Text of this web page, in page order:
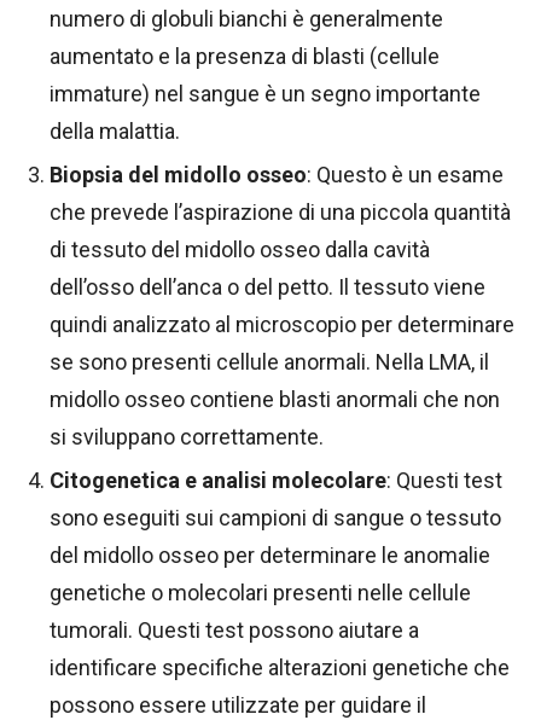
numero di globuli bianchi è generalmente
aumentato e la presenza di blasti (cellule
immature) nel sangue è un segno importante
della malattia.
Biopsia del midollo osseo: Questo è un esame
che prevede l’aspirazione di una piccola quantità
di tessuto del midollo osseo dalla cavità
dell’osso dell’anca o del petto. Il tessuto viene
quindi analizzato al microscopio per determinare
se sono presenti cellule anormali. Nella LMA, il
midollo osseo contiene blasti anormali che non
si sviluppano correttamente.
Citogenetica e analisi molecolare: Questi test
sono eseguiti sui campioni di sangue o tessuto
del midollo osseo per determinare le anomalie
genetiche o molecolari presenti nelle cellule
tumorali. Questi test possono aiutare a
identificare specifiche alterazioni genetiche che
possono essere utilizzate per guidare il